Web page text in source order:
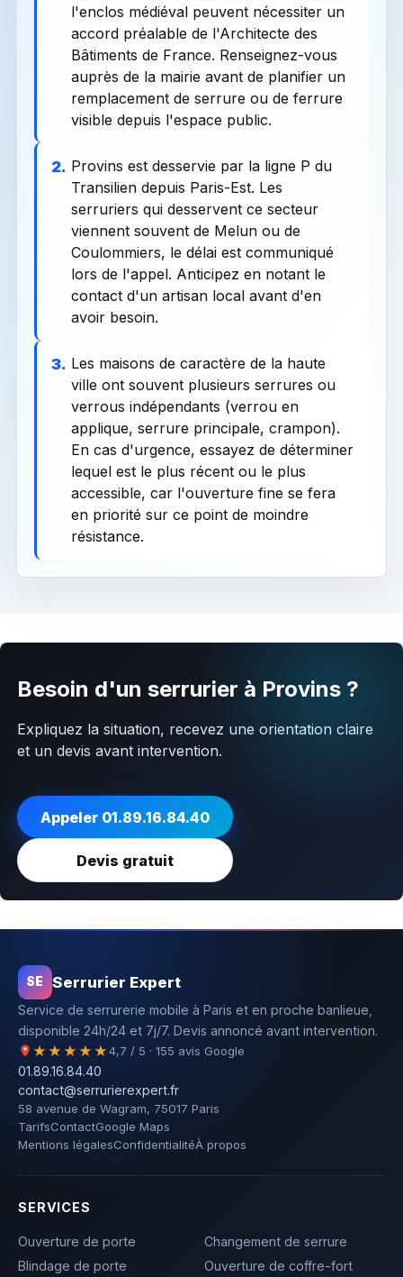
l'enclos médiéval peuvent nécessiter un
accord préalable de l'Architecte des
Bâtiments de France. Renseignez-vous
auprès de la mairie avant de planifier un
remplacement de serrure ou de ferrure
visible depuis l'espace public.
2. Provins est desservie par la ligne P du
Transilien depuis Paris-Est. Les
serruriers qui desservent ce secteur
viennent souvent de Melun ou de
Coulommiers, le délai est communiqué
lors de l'appel. Anticipez en notant le
contact d'un artisan local avant d'en
avoir besoin.
3. Les maisons de caractère de la haute
ville ont souvent plusieurs serrures ou
verrous indépendants (verrou en
applique, serrure principale, crampon).
En cas d'urgence, essayez de déterminer
lequel est le plus récent ou le plus
accessible, car l'ouverture fine se fera
en priorité sur ce point de moindre
résistance.
Besoin d'un serrurier à Provins ?
Expliquez la situation, recevez une orientation claire
et un devis avant intervention.
Appeler 01.89.16.84.40
Devis gratuit
SE Serrurier Expert
Service de serrurerie mobile à Paris et en proche banlieue,
disponible 24h/24 et 7j/7. Devis annoncé avant intervention.
★★★★★4,7 / 5 · 155 avis Google
01.89.16.84.40
contact@serrurierexpert.fr
58 avenue de Wagram, 75017 Paris
TarifsContactGoogle Maps
Mentions légalesConfidentialitéÀ propos
SERVICES
Ouverture de porte
Changement de serrure
Blindage de porte
Ouverture de coffre-fort